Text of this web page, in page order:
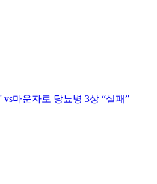
마운자로 당뇨병 3상 “실패”